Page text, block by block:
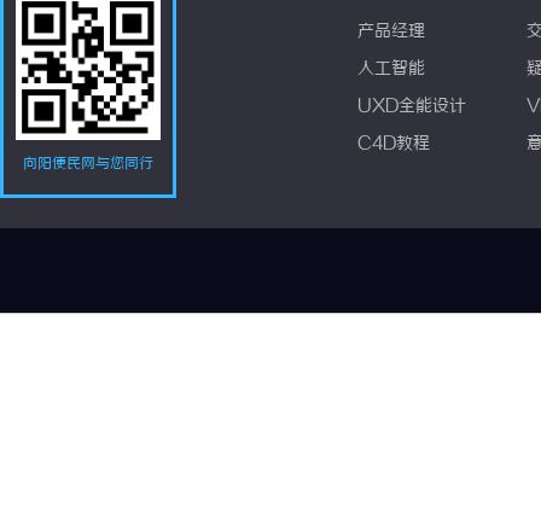
向阳便民网与您同行
产品经理
人工智能
UXD全能设计
C4D教程